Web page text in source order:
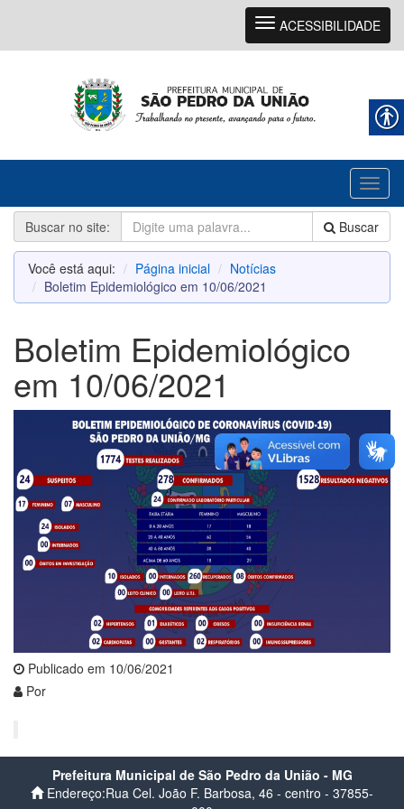
Navegação
ACESSIBILIDADE
Buscar no site:
Buscar
Você está aqui: Página inicial
Notícias
Boletim Epidemiológico em 10/06/2021
Boletim Epidemiológico
em 10/06/2021
Publicado em 10/06/2021
Por
Prefeitura Municipal de São Pedro da União - MG
Endereço:Rua Cel. João F. Barbosa, 46 - centro - 37855-